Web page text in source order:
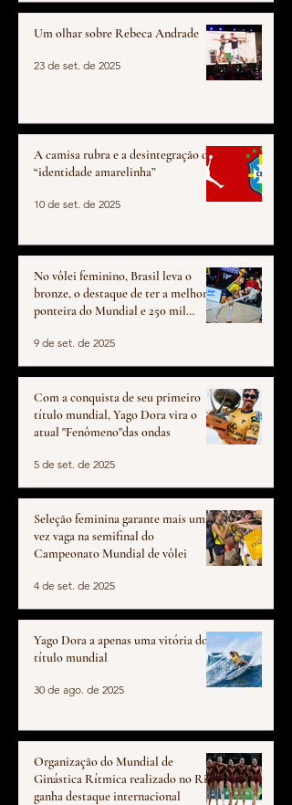
Um olhar sobre Rebeca Andrade
23 de set. de 2025
A camisa rubra e a desintegração da
“identidade amarelinha”
10 de set. de 2025
No vôlei feminino, Brasil leva o
bronze, o destaque de ter a melhor
ponteira do Mundial e 250 mil
9 de set. de 2025
Com a conquista de seu primeiro
título mundial, Yago Dora vira o
atual "Fenômeno"das ondas
5 de set. de 2025
Seleção feminina garante mais uma
vez vaga na semifinal do
Campeonato Mundial de vôlei
4 de set. de 2025
Yago Dora a apenas uma vitória do
título mundial
30 de ago. de 2025
Organização do Mundial de
Ginástica Rítmica realizado no Rio
ganha destaque internacional